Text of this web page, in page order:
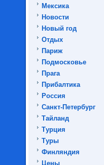
Мексика
Новости
Новый год
Отдых
Париж
Подмосковье
Прага
Прибалтика
Россия
Санкт-Петербург
Тайланд
Турция
Туры
Финляндия
Цены